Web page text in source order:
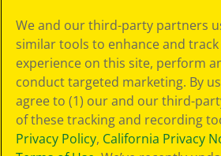
in materia di
privacy
Informativa sulla
privacy
Termini SMS
GDPR
Informativa sulla
privacy di CA
We and our third-party partners
similar tools to enhance and
experience on this site, perform
conduct targeted marketing. By
agree to (1) our and our third-
of these tracking and recording
Privacy Policy, California Privacy